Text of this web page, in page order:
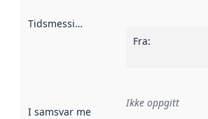
Tidsmessig avgrensning
Fra:
I samsvar med Referanse til en
Ikke oppgitt